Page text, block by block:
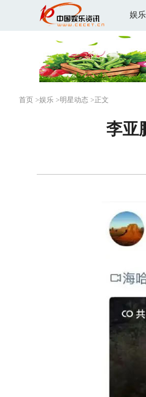
娱
首页 >娱乐 >明星动态 >正文
李亚